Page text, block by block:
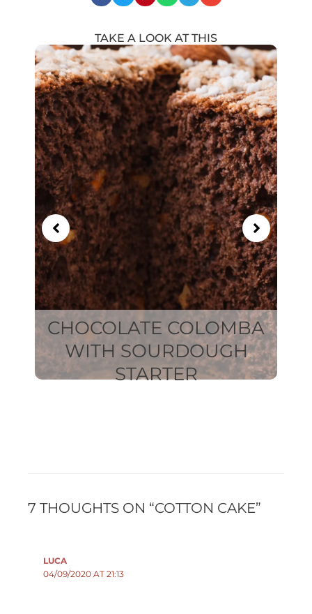
TAKE A LOOK AT THIS
CHOCOLATE COLOMBA
WITH SOURDOUGH
STARTER
Showing
Slide
1
of
21
7 THOUGHTS ON “COTTON CAKE”
LUCA
04/09/2020 AT 21:13